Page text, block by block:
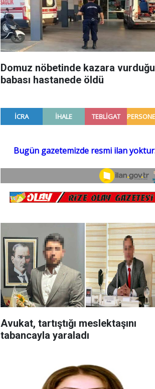
Domuz nöbetinde kazara vurduğu
babası hastanede öldü
Avukat, tartıştığı meslektaşını
tabancayla yaraladı